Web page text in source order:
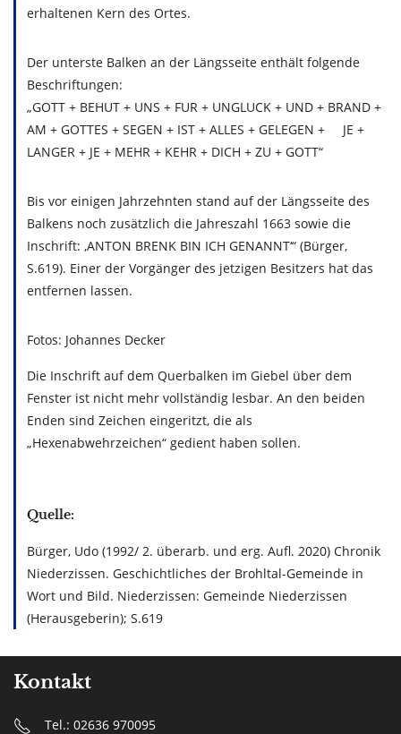
erhaltenen Kern des Ortes.
Der unterste Balken an der Längsseite enthält folgende
Beschriftungen:
„GOTT + BEHUT + UNS + FUR + UNGLUCK + UND + BRAND +
AM + GOTTES + SEGEN + IST + ALLES + GELEGEN + JE +
LANGER + JE + MEHR + KEHR + DICH + ZU + GOTT“
Bis vor einigen Jahrzehnten stand auf der Längsseite des
Balkens noch zusätzlich die Jahreszahl 1663 sowie die
Inschrift: ‚ANTON BRENK BIN ICH GENANNT‘“ (Bürger,
S.619). Einer der Vorgänger des jetzigen Besitzers hat das
entfernen lassen.
Fotos: Johannes Decker
Die Inschrift auf dem Querbalken im Giebel über dem
Fenster ist nicht mehr vollständig lesbar. An den beiden
Enden sind Zeichen eingeritzt, die als
„Hexenabwehrzeichen“ gedient haben sollen.
Quelle:
Bürger, Udo (1992/ 2. überarb. und erg. Aufl. 2020) Chronik
Niederzissen. Geschichtliches der Brohltal-Gemeinde in
Wort und Bild. Niederzissen: Gemeinde Niederzissen
(Herausgeberin); S.619
Kontakt
Tel.: 02636 970095